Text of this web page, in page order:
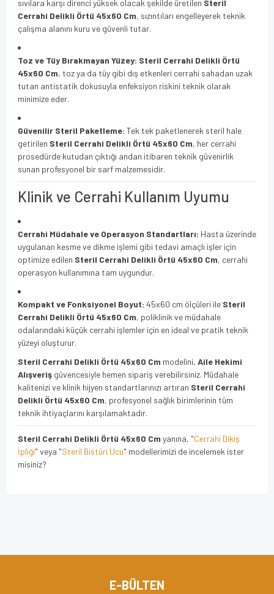
sıvılara karşı direnci yüksek olacak şekilde üretilen Steril
Cerrahi Delikli Örtü 45x60 Cm, sızıntıları engelleyerek teknik
çalışma alanını kuru ve güvenli tutar.
Toz ve Tüy Bırakmayan Yüzey: Steril Cerrahi Delikli Örtü
45x60 Cm, toz ya da tüy gibi dış etkenleri cerrahi sahadan uzak
tutan antistatik dokusuyla enfeksiyon riskini teknik olarak
minimize eder.
Güvenilir Steril Paketleme: Tek tek paketlenerek steril hale
getirilen Steril Cerrahi Delikli Örtü 45x60 Cm, her cerrahi
prosedürde kutudan çıktığı andan itibaren teknik güvenirlik
sunan profesyonel bir sarf malzemesidir.
Klinik ve Cerrahi Kullanım Uyumu
Cerrahi Müdahale ve Operasyon Standartları: Hasta üzerinde
uygulanan kesme ve dikme işlemi gibi tedavi amaçlı işler için
optimize edilen Steril Cerrahi Delikli Örtü 45x60 Cm, cerrahi
operasyon kullanımına tam uygundur.
Kompakt ve Fonksiyonel Boyut: 45x60 cm ölçüleri ile Steril
Cerrahi Delikli Örtü 45x60 Cm, poliklinik ve müdahale
odalarındaki küçük cerrahi işlemler için en ideal ve pratik teknik
yüzeyi oluşturur.
Steril Cerrahi Delikli Örtü 45x60 Cm modelini, Aile Hekimi
Alışveriş güvencesiyle hemen sipariş verebilirsiniz. Müdahale
kalitenizi ve klinik hijyen standartlarınızı artıran Steril Cerrahi
Delikli Örtü 45x60 Cm, profesyonel sağlık birimlerinin tüm
teknik ihtiyaçlarını karşılamaktadır.
Steril Cerrahi Delikli Örtü 45x60 Cm yanına, "Cerrahi Dikiş
İpliği" veya "Steril Bistüri Ucu" modellerimizi de incelemek ister
misiniz?
Ürün resmi kalitesiz, bozuk veya görüntülenemiyor.
E-BÜLTEN